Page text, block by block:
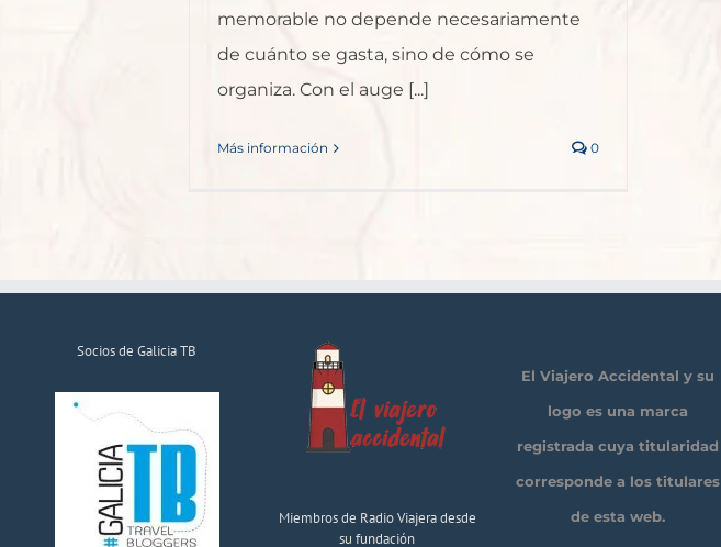
memorable no depende necesariamente
de cuánto se gasta, sino de cómo se
organiza. Con el auge [...]
Más información 0
Socios de Galicia TB
Miembros de Radio Viajera desde
su fundación
El Viajero Accidental y su
logo es una marca
registrada cuya titularidad
corresponde a los titulares
de esta web.